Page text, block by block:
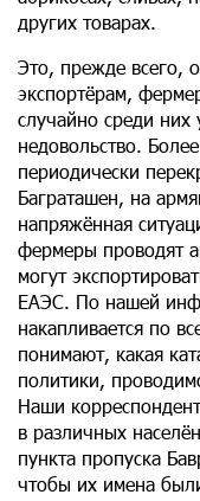
других товарах.
Это, прежде всего,
экспортёрам,
случайно среди них
недовольство.
периодически
Баграташен, на
напряжённая
фермеры проводят
могут
ЕАЭС. По нашей
накапливается по
понимают, какая
политики,
Наши
в различных
пункта пропуска
чтобы их имена